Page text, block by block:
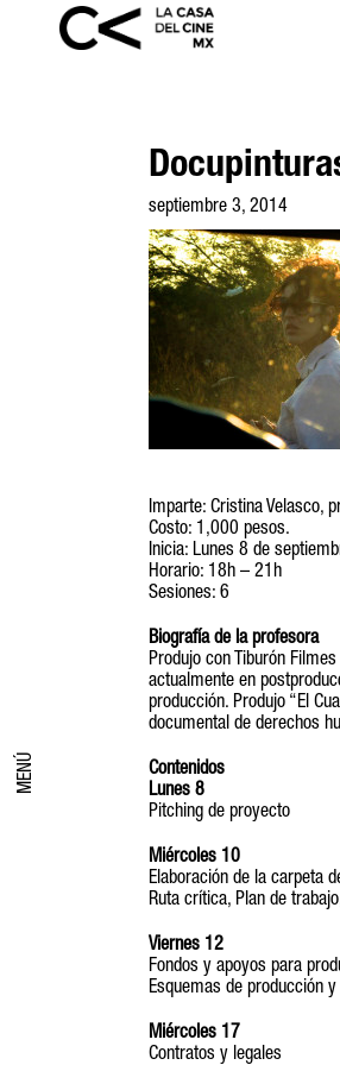
MENÚ
septiembre 3, 2014
Imparte: Cristina Velasco,
Costo: 1,000 pesos.
Inicia: Lunes 8 de
Horario: 18h – 21h
Sesiones: 6
Biografía de la profesora
Produjo con Tiburón
actualmente en
producción. Produjo “El
documental de derechos
Contenidos
Lunes 8
Pitching de proyecto
Miércoles 10
Elaboración de la carpeta
Ruta crítica, Plan de
Viernes 12
Fondos y apoyos para
Esquemas de producción
Miércoles 17
Contratos y legales